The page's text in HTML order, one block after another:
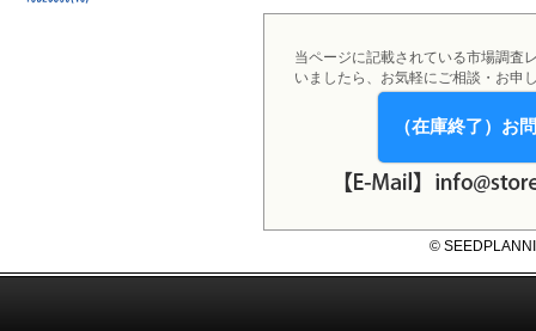
当ページに記載されている市場調査
いましたら、お気軽にご相談・お申
（在庫終了）お
©